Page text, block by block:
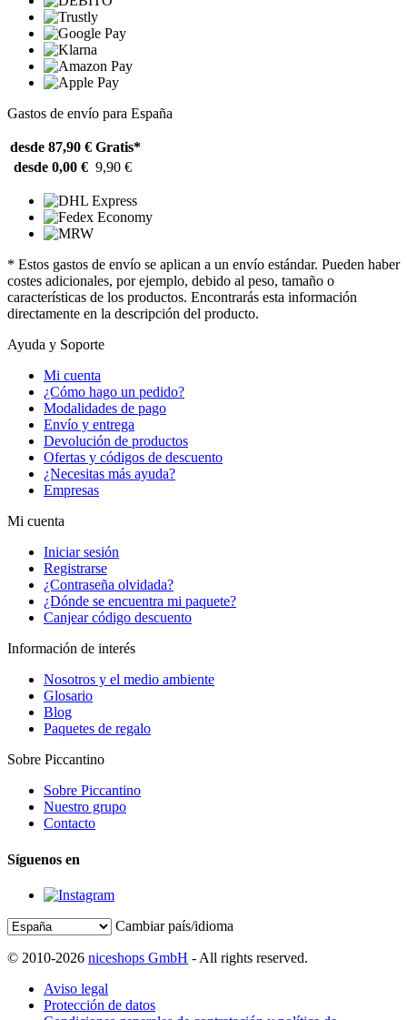
Gastos de envío para España
desde 87,90 € Gratis*
desde 0,00 € 9,90 €
* Estos gastos de envío se aplican a un envío estándar. Pueden haber
costes adicionales, por ejemplo, debido al peso, tamaño o
características de los productos. Encontrarás esta información
directamente en la descripción del producto.
Ayuda y Soporte
Mi cuenta
¿Cómo hago un pedido?
Modalidades de pago
Envío y entrega
Devolución de productos
Ofertas y códigos de descuento
¿Necesitas más ayuda?
Empresas
Mi cuenta
Iniciar sesión
Registrarse
¿Contraseña olvidada?
¿Dónde se encuentra mi paquete?
Canjear código descuento
Información de interés
Nosotros y el medio ambiente
Glosario
Blog
Paquetes de regalo
Sobre Piccantino
Sobre Piccantino
Nuestro grupo
Contacto
Síguenos en
Cambiar país/idioma
© 2010-2026 niceshops GmbH - All rights reserved.
Aviso legal
Protección de datos